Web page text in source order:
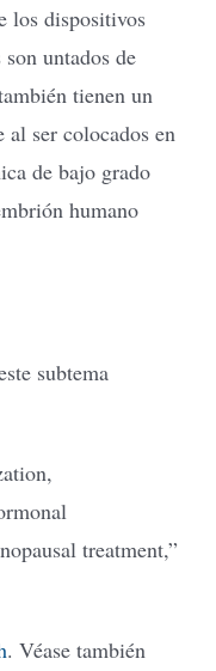
los dispositivos
untados de
tienen un
al ser colocados en
de bajo grado
humano
subtema
treatment,”
. Véase también